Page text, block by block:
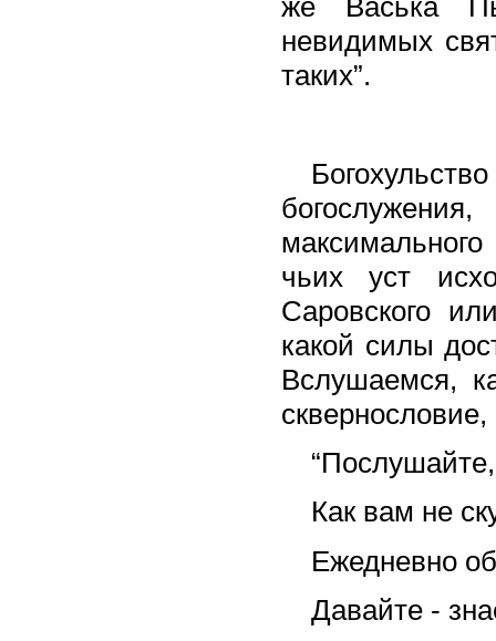
невидимых
таких”.
чьих уст
Саровского
какой силы
Вслушаемся,
Как вам не
Ежедневно
Давайте -